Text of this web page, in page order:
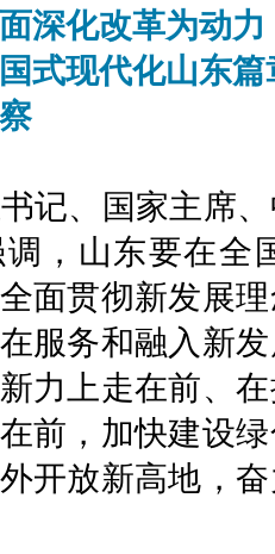
深化改革为动力
式现代化山东篇
记、国家主席
，山东要在全
面贯彻新发展
服务和融入新
力上走在前、
前，加快建设
开放新高地，